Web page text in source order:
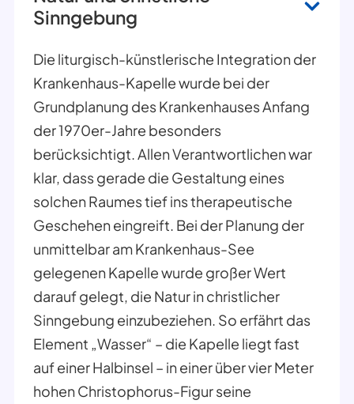
Sinngebung
Die liturgisch-künstlerische Integration der
Krankenhaus-Kapelle wurde bei der
Grundplanung des Krankenhauses Anfang
der 1970er-Jahre besonders
berücksichtigt. Allen Verantwortlichen war
klar, dass gerade die Gestaltung eines
solchen Raumes tief ins therapeutische
Geschehen eingreift. Bei der Planung der
unmittelbar am Krankenhaus-See
gelegenen Kapelle wurde großer Wert
darauf gelegt, die Natur in christlicher
Sinngebung einzubeziehen. So erfährt das
Element „Wasser“ – die Kapelle liegt fast
auf einer Halbinsel – in einer über vier Meter
hohen Christophorus-Figur seine